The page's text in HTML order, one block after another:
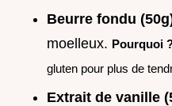
Beurre fondu
moelleux. Pourquoi
gluten pour plus de
Extrait de vanille